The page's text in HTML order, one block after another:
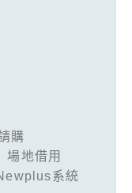
購
場地借用
系統